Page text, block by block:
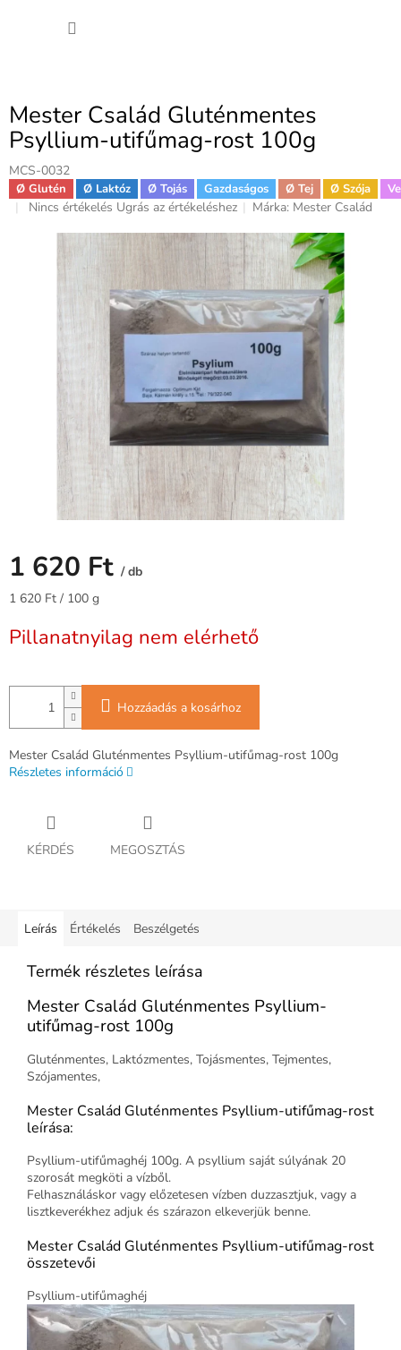
Mester Család Gluténmentes
Psyllium-utifűmag-rost 100g
MCS-0032
Ø Glutén Ø Laktóz Ø Tojás Gazdaságos Ø Tej Ø Szója
A
csillag.
Nincs értékelés Ugrás az értékeléshez Márka: Mester Család
1 620 Ft / db
Egységár:
1 620 Ft / 100 g
Pillanatnyilag nem elérhető
Hozzáadás a kosárhoz
Mester Család Gluténmentes Psyllium-utifűmag-rost 100g
Részletes információ
KÉRDÉS MEGOSZTÁS
Leírás Értékelés Beszélgetés
Termék részletes leírása
Mester Család Gluténmentes Psyllium-
utifűmag-rost 100g
Gluténmentes, Laktózmentes, Tojásmentes, Tejmentes,
Szójamentes,
Mester Család Gluténmentes Psyllium-utifűmag-rost
leírása:
Psyllium-utifűmaghéj 100g. A psyllium saját súlyának 20
szorosát megköti a vízből.
Felhasználáskor vagy előzetesen vízben duzzasztjuk, vagy a
lisztkeverékhez adjuk és szárazon elkeverjük benne.
Mester Család Gluténmentes Psyllium-utifűmag-rost
összetevői
Psyllium-utifűmaghéj